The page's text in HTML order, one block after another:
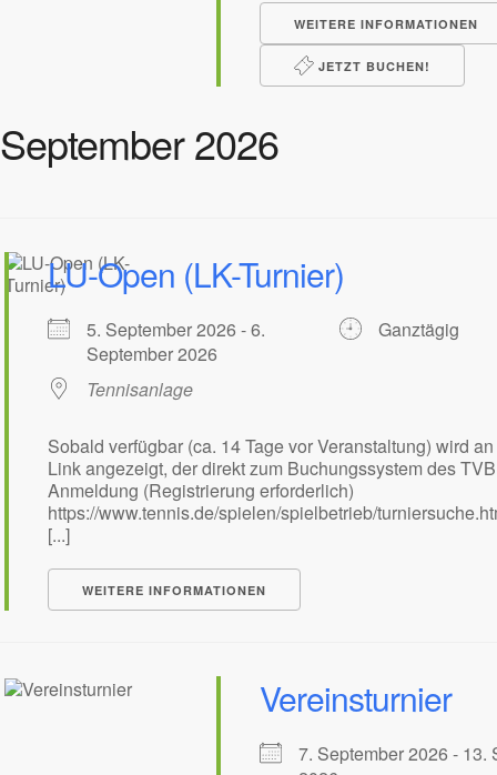
WEITERE INFORMATIONEN
JETZT BUCHEN!
September 2026
LU-Open (LK-Turnier)
5. September 2026 - 6.
September 2026
Ganztägig
Tennisanlage
Sobald verfügbar (ca. 14 Tage vor Veranstaltung) wird
Link angezeigt, der direkt zum Buchungssystem des
Anmeldung (Registrierung erforderlich)
https://www.tennis.de/spielen/spielbetrieb/
[...]
WEITERE INFORMATIONEN
Vereinsturnier
7. September 2026 - 13.